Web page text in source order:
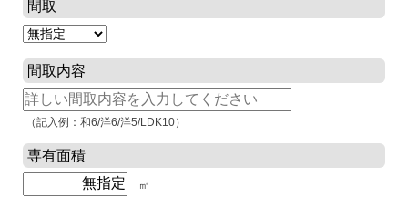
間取
間取内容
（記入例：和6/洋6/洋5/LDK10）
専有面積
㎡